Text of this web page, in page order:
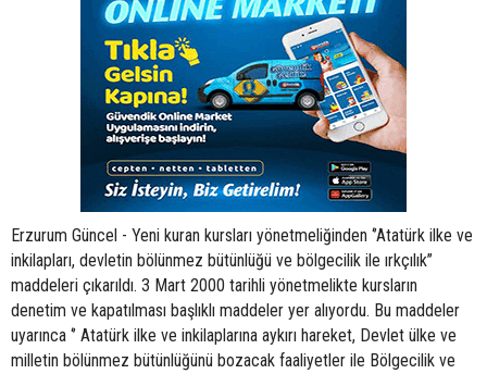
Erzurum Güncel - Yeni kuran kursları yönetmeliğinden ‘’Atatürk ilke ve
inkilapları, devletin bölünmez bütünlüğü ve bölgecilik ile ırkçılık’’
maddeleri çıkarıldı. 3 Mart 2000 tarihli yönetmelikte kursların
denetim ve kapatılması başlıklı maddeler yer alıyordu. Bu maddeler
uyarınca ‘’ Atatürk ilke ve inkilaplarına aykırı hareket, Devlet ülke ve
milletin bölünmez bütünlüğünü bozacak faaliyetler ile Bölgecilik ve